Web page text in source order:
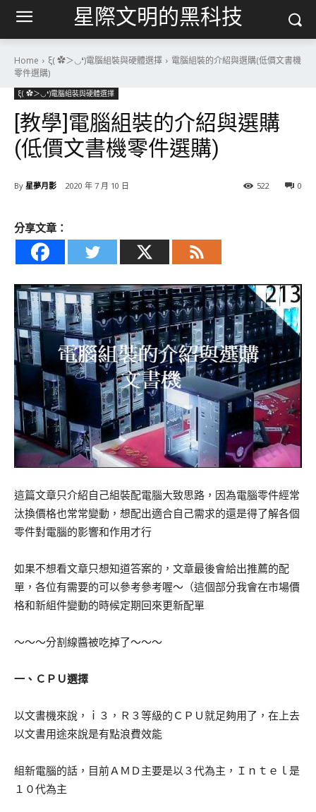
星際文明的黑科技
Home ξ( ✿＞◡❛)電腦組裝與硬體選擇
電腦組裝的介紹與選購(低價文書機
零件選購)
ξ( ✿＞◡❛)電腦組裝與硬體選擇
[教學]電腦組裝的介紹與選購
(低價文書機零件選購)
By 星夢月影 2020 年 7 月 10 日 0
522
分享文章：
這篇文章只介紹自己組裝配電腦大致思路，因為電腦零件經常
汰換價格也常常變動，想配出適合自己需求的還是得了解各個
零件對電腦的影響和作用才行
如果不想看文章只想知道答案的，文章最後會給出推薦的配
單，各位有需要的可以參考參考喔～（這個部分我會在市場價
格和新組件變動的時候定期回來更新配單
～～～分割線醬被吃掉了～～～
一、ＣＰＵ選擇
以文書機來說，ｉ３，Ｒ３等級的ＣＰＵ就足夠用了，在上去
以文書用途來說是有點浪費效能
組新電腦的話，目前ＡＭＤ主要是以３代為主，Ｉｎｔｅｌ是
１０代為主